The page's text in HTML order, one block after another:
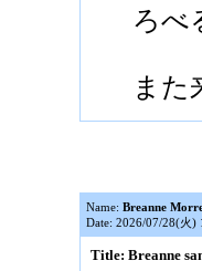
ろべ
ま
Name: Breanne
Date: 2026/07/28(火)
Title: Breanne